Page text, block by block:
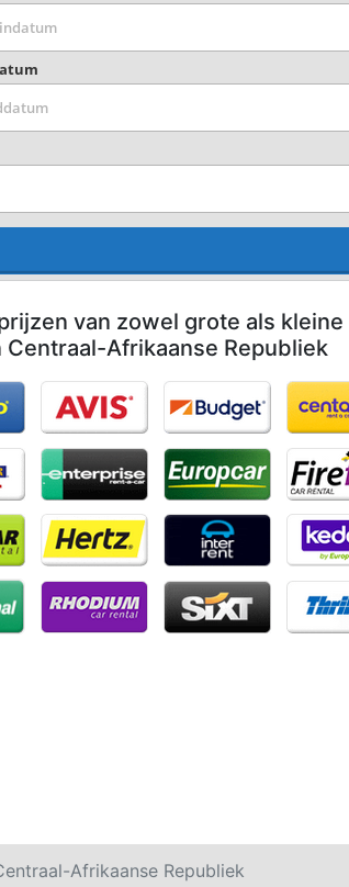
van zowel grote als
Centraal-Afrikaanse Republiek
Afrikaanse Republiek